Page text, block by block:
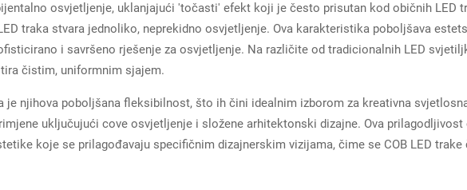
osvjetljenje, uklanjajući 'točasti' efekt koji je često prisutan kod običnih LED
traka stvara jednoliko, neprekidno osvjetljenje. Ova karakteristika poboljšava
i savršeno rješenje za osvjetljenje. Na različite od tradicionalnih LED
čistim, uniformnim sjajem.
je njihova poboljšana fleksibilnost, što ih čini idealnim izborom za kreativna
uključujući cove osvjetljenje i složene arhitektonski dizajne. Ova prilagodljivost
koje se prilagođavaju specifičnim dizajnerskim vizijama, čime se COB LED trake